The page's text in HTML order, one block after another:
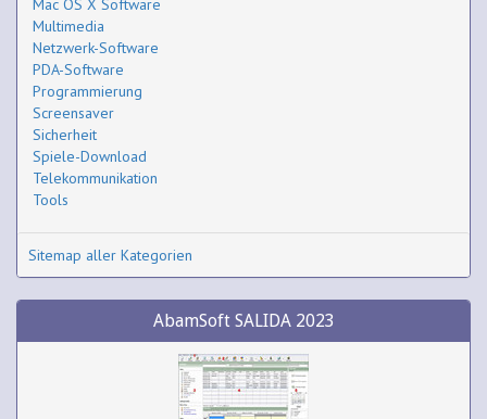
Multimedia
Netzwerk-Software
PDA-Software
Programmierung
Screensaver
Sicherheit
Spiele-Download
Telekommunikation
Tools
Sitemap aller Kategorien
AbamSoft SALIDA 2023